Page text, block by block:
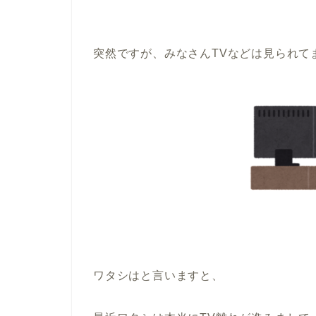
突然ですが、みなさんTVなどは見られて
ワタシはと言いますと、